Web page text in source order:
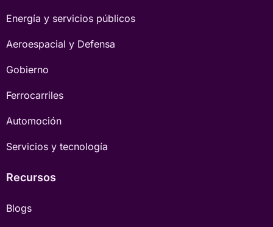
Energía y servicios públicos
Aeroespacial y Defensa
Gobierno
Ferrocarriles
Automoción
Servicios y tecnología
Recursos
Blogs